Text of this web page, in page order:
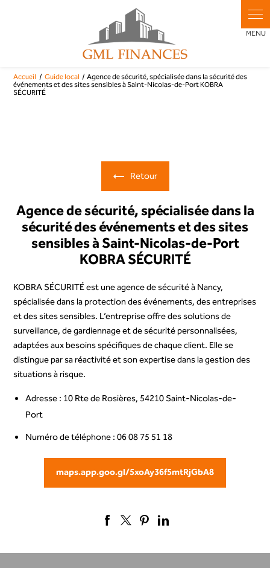
Accueil Guide local Agence de sécurité, spécialisée dans la sécurité des
événements et des sites sensibles à Saint-Nicolas-de-Port KOBRA
SÉCURITÉ
Retour
Agence de sécurité, spécialisée dans la
sécurité des événements et des sites
sensibles à Saint-Nicolas-de-Port
KOBRA SÉCURITÉ
KOBRA SÉCURITÉ est une agence de sécurité à Nancy,
spécialisée dans la protection des événements, des entreprises
et des sites sensibles. L’entreprise offre des solutions de
surveillance, de gardiennage et de sécurité personnalisées,
adaptées aux besoins spécifiques de chaque client. Elle se
distingue par sa réactivité et son expertise dans la gestion des
situations à risque.
Adresse : 10 Rte de Rosières, 54210 Saint-Nicolas-de-
Port
Numéro de téléphone : 06 08 75 51 18
maps.app.goo.gl/5xoAy36f5mtRjGbA8